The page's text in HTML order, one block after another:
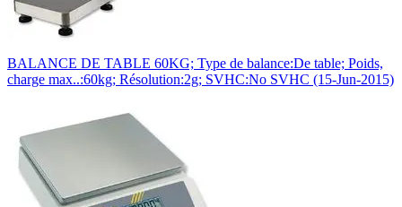
BALANCE DE TABLE 60KG; Type de balance:De table; Poids,
charge max..:60kg; Résolution:2g; SVHC:No SVHC (15-Jun-2015)